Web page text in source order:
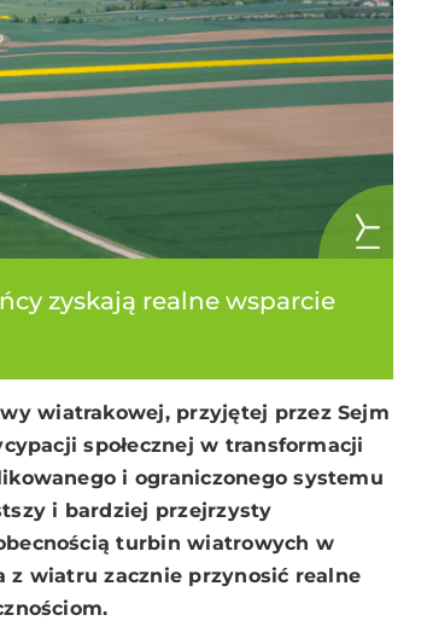
zyskają realne wsparcie
wiatrakowej, przyjętej przez Sejm
społecznej w transformacji
i ograniczonego systemu
i bardziej przejrzysty
turbin wiatrowych w
z wiatru zacznie przynosić realne